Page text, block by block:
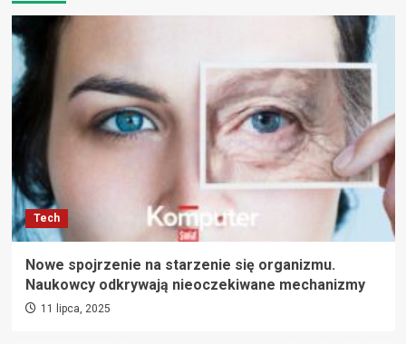
Tech
Nowe spojrzenie na starzenie się organizmu.
Naukowcy odkrywają nieoczekiwane mechanizmy
11 lipca, 2025